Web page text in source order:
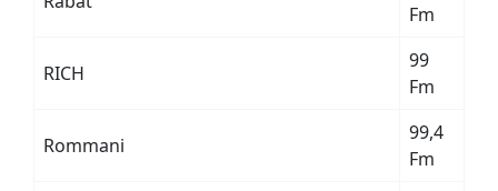
Fm
RICH
99
Fm
Rommani
99,4
Fm